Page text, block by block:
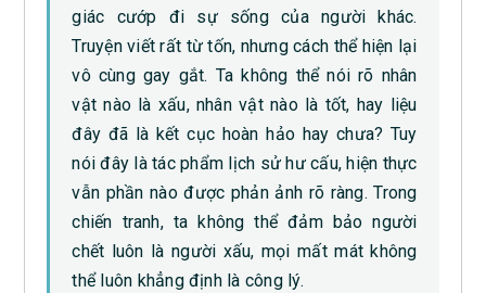
giác cướp đi sự sống của người khác.
Truyện viết rất từ tốn, nhưng cách thể hiện lại
vô cùng gay gắt. Ta không thể nói rõ nhân
vật nào là xấu, nhân vật nào là tốt, hay liệu
đây đã là kết cục hoàn hảo hay chưa? Tuy
nói đây là tác phẩm lịch sử hư cấu, hiện thực
vẫn phần nào được phản ảnh rõ ràng. Trong
chiến tranh, ta không thể đảm bảo người
chết luôn là người xấu, mọi mất mát không
thể luôn khẳng định là công lý.